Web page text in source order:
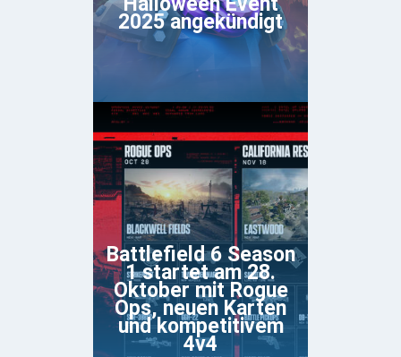
2025 angekündigt
Battlefield 6 Season
1 startet am 28.
Oktober mit Rogue
Ops, neuen Karten
und kompetitivem
4v4